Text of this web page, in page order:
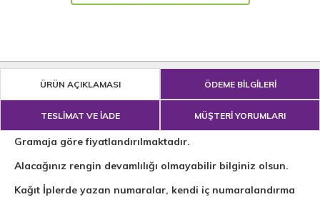
ÜRÜN AÇIKLAMASI ÖDEME BİLGİLERİ
TESLİMAT VE İADE MÜŞTERİ YORUMLARI
Gramaja göre fiyatlandırılmaktadır.
Alacağınız rengin devamlılığı olmayabilir bilginiz olsun.
Kağıt İplerde yazan numaralar, kendi iç numaralandırma